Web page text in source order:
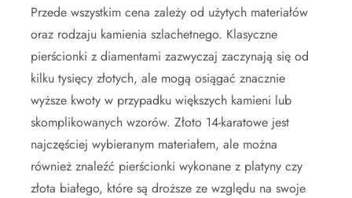
Przede wszystkim cena zależy od użytych materiałów
oraz rodzaju kamienia szlachetnego. Klasyczne
pierścionki z diamentami zazwyczaj zaczynają się od
kilku tysięcy złotych, ale mogą osiągać znacznie
wyższe kwoty w przypadku większych kamieni lub
skomplikowanych wzorów. Złoto 14-karatowe jest
najczęściej wybieranym materiałem, ale można
również znaleźć pierścionki wykonane z platyny czy
złota białego, które są droższe ze względu na swoje